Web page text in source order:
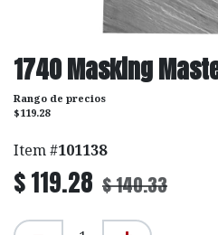
1740 Masking
Rango de precios
$119.28
Item #101138
$119.28 $140.33